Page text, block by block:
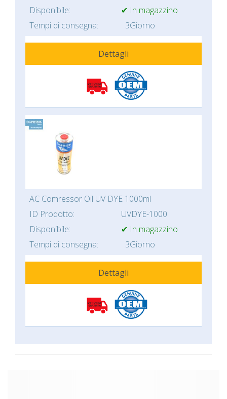
Disponibile:
✔ In magazzino
Tempi di consegna:
3Giorno
Dettagli
AC Comressor Oil UV DYE 1000ml
ID Prodotto:
UVDYE-1000
Disponibile:
✔ In magazzino
Tempi di consegna:
3Giorno
Dettagli